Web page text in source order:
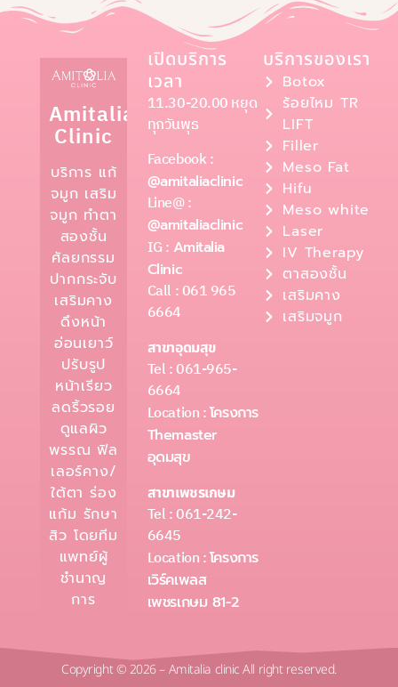
Amitalia
Clinic
บริการ แก้
จมูก เสริม
จมูก ทำตา
สองชั้น
ศัลยกรรม
ปากกระจับ
เสริมคาง
ดึงหน้า
อ่อนเยาว์
ปรับรูป
หน้าเรียว
ลดริ้วรอย
ดูแลผิว
พรรณ ฟิล
เลอร์คาง/
ใต้ตา ร่อง
แก้ม รักษา
สิว โดยทีม
แพทย์ผู้
ชำนาญ
การ
เปิดบริการ
เวลา
11.30-20.00 หยุด
ทุกวันพุธ
Facebook :
@amitaliaclinic
Line@ :
@amitaliaclinic
IG : Amitalia
Clinic
Call : 061 965
6664
สาขาอุดมสุข
Tel : 061-965-
6664
Location :โครงการ
Themaster
อุดมสุข
สาขาเพชรเกษม
Tel : 061-242-
6645
Location :โครงการ
เวิร์คเพลส
เพชรเกษม 81-2
บริการของเรา
Botox
ร้อยไหม TR
LIFT
Filler
Meso Fat
Hifu
Meso white
Laser
IV Therapy
ตาสองชั้น
เสริมคาง
เสริมจมูก
Copyright © 2026 – Amitalia clinic All right reserved.